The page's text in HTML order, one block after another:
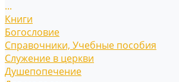
...
Книги
Богословие
Справочники, Учебные пособия
Служение в церкви
Душепопечение